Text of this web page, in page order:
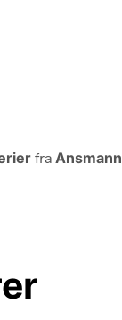
fra Ansmann